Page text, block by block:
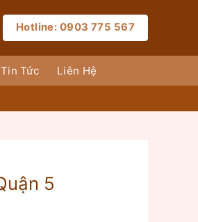
Hotline: 0903 775 567
Tin Tức Liên Hệ
5